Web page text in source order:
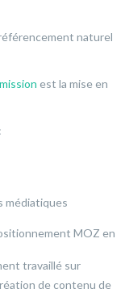
naturel
mission est la mise en
médiatiques
MOZ en
travaillé sur
de contenu de